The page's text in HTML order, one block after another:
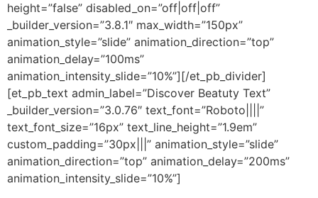
height=”false” disabled_on=”off|off|off”
_builder_version=”3.8.1″ max_width=”150px”
animation_style=”slide” animation_direction=”top”
animation_delay=”100ms”
animation_intensity_slide=”10%”][/et_pb_divider]
[et_pb_text admin_label=”Discover Beatuty Text”
_builder_version=”3.0.76″ text_font=”Roboto||||”
text_font_size=”16px” text_line_height=”1.9em”
custom_padding=”30px|||” animation_style=”slide”
animation_direction=”top” animation_delay=”200ms”
animation_intensity_slide=”10%”]